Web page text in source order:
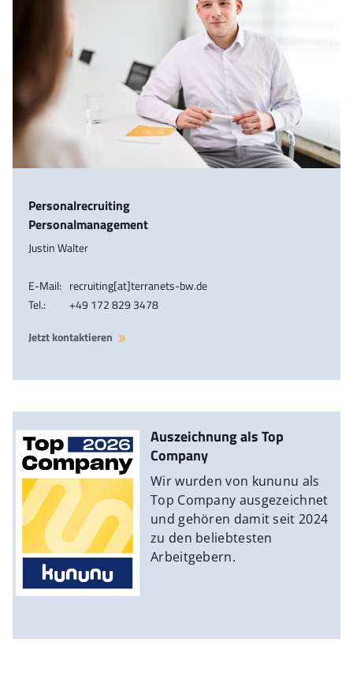
Personalrecruiting
Personalmanagement
Justin Walter
E-Mail: recruiting[at]terranets-bw.de
Tel.:
+49 172 829 3478
Jetzt kontaktieren
Auszeichnung als Top
Company
Wir wurden von kununu als
Top Company ausgezeichnet
und gehören damit seit 2024
zu den beliebtesten
Arbeitgebern.